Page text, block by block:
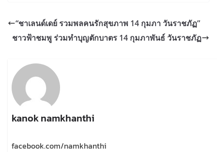
“ชาเลนด์เดย์ รวมพลคนรักสุขภาพ 14 กุมภา วันราชภัฏ”
ชาวฟ้าชมพู ร่วมทำบุญตักบาตร 14 กุมภาพันธ์ วันราชภัฏ
kanok namkhanthi
facebook.com/namkhanthi